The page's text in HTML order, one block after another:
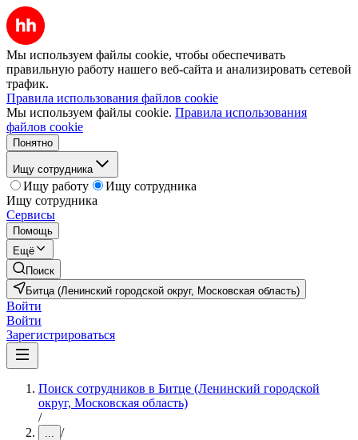
Мы используем файлы cookie, чтобы обеспечивать
правильную работу нашего веб-сайта и анализировать сетевой
трафик.
Правила использования файлов cookie
Мы используем файлы cookie. Правила использования
файлов cookie
Понятно
Ищу сотрудника
Ищу работу
Ищу сотрудника
Ищу сотрудника
Сервисы
Помощь
Ещё
Поиск
Битца (Ленинский городской округ, Московская область)
Войти
Войти
Зарегистрироваться
Поиск сотрудников в Битце (Ленинский городской
округ, Московская область)
/
... /